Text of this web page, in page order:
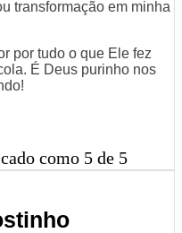
transformação em minha
por tudo o que Ele fez
É Deus purinho nos
como 5 de 5